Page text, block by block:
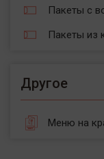
Пакеты с
Пакеты из
Другое
Меню на